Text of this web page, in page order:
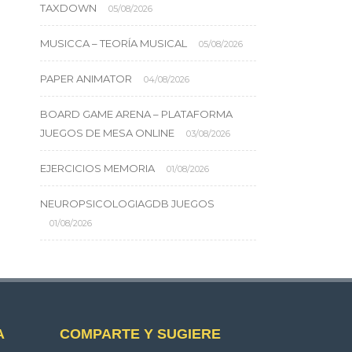
TAXDOWN 05/08/2026
MUSICCA – TEORÍA MUSICAL 05/08/2026
PAPER ANIMATOR 04/08/2026
BOARD GAME ARENA – PLATAFORMA
JUEGOS DE MESA ONLINE
03/08/2026
EJERCICIOS MEMORIA 01/08/2026
NEUROPSICOLOGIAGDB JUEGOS
01/08/2026
COMPARTE Y SUGIERE